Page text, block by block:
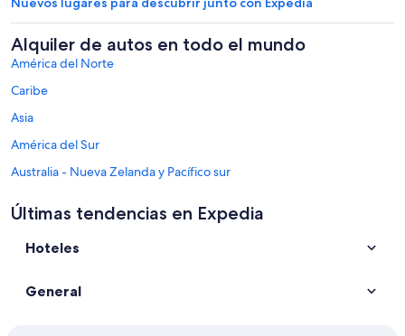
Alquiler de autos en todo el mundo
América del Norte
Caribe
Asia
América del Sur
Australia - Nueva Zelanda y Pacífico sur
África
Alquiler de autos en Taormina
Últimas tendencias en Expedia
Hoteles
General